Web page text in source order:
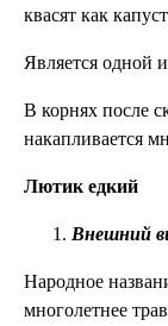
квасят как
Является одной
В корнях после
накапливается
Лютик едкий
Внешний
Народное
многолетнее